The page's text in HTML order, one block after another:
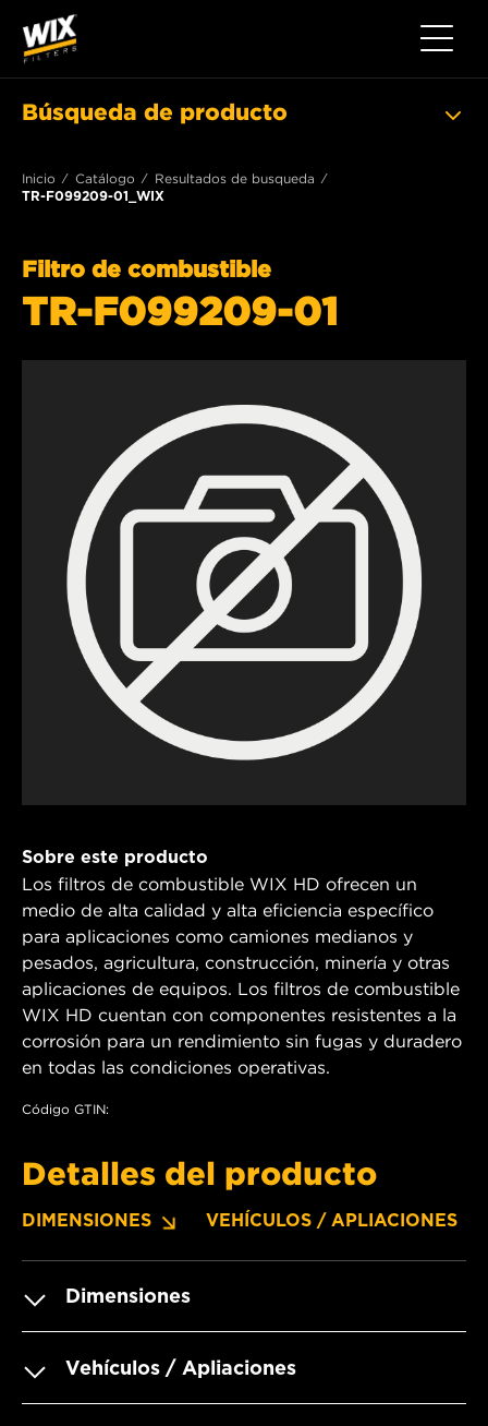
Toggle
Búsqueda de producto
Inicio Catálogo
Resultados de busqueda
TR-F099209-01_WIX
Filtro de combustible
TR-F099209-01
Sobre este producto
Los filtros de combustible WIX HD ofrecen un
medio de alta calidad y alta eficiencia específico
para aplicaciones como camiones medianos y
pesados, agricultura, construcción, minería y otras
aplicaciones de equipos. Los filtros de combustible
WIX HD cuentan con componentes resistentes a la
corrosión para un rendimiento sin fugas y duradero
en todas las condiciones operativas.
Código GTIN:
Detalles del producto
DIMENSIONES VEHÍCULOS / APLIACIONES
Dimensiones
Vehículos / Apliaciones